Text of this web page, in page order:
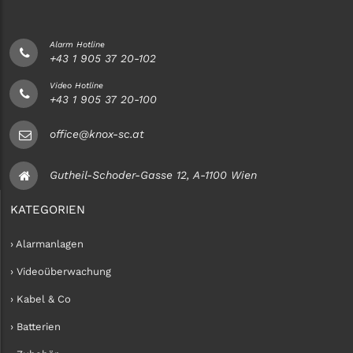
Alarm Hotline
+43 1 905 37 20-102
Video Hotline
+43 1 905 37 20-100
office@knox-sc.at
Gutheil-Schoder-Gasse 12, A-1100 Wien
KATEGORIEN
› Alarmanlagen
› Videoüberwachung
› Kabel & Co
› Batterien